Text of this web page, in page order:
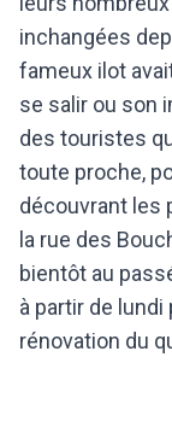
inchangées
fameux ilot
se salir ou son
des touristes
toute proche,
découvrant les
la rue des
bientôt au
à partir de
rénovation du